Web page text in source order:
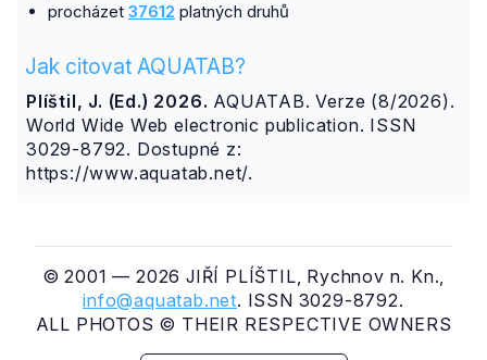
procházet 37612 platných druhů
Jak citovat AQUATAB?
Plíštil, J. (Ed.) 2026. AQUATAB. Verze (8/2026).
World Wide Web electronic publication. ISSN
3029-8792. Dostupné z:
https://www.aquatab.net/.
© 2001 — 2026 JIŘÍ PLÍŠTIL, Rychnov n. Kn.,
info@aquatab.net. ISSN 3029-8792.
ALL PHOTOS © THEIR RESPECTIVE OWNERS